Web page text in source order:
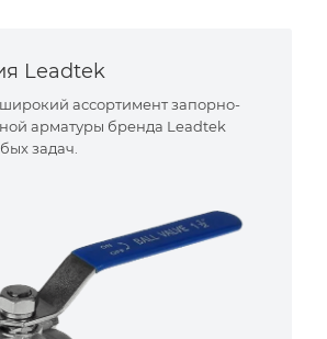
Leadtek
ассортимент запорно-
арматуры бренда Leadtek
задач.